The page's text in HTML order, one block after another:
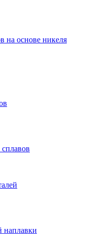
на основе никеля
наплавки